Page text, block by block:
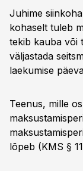
Juhime
kohaselt tuleb
tekib kauba või
väljastada
laekumise
Teenus, mille
lõpeb (KMS §